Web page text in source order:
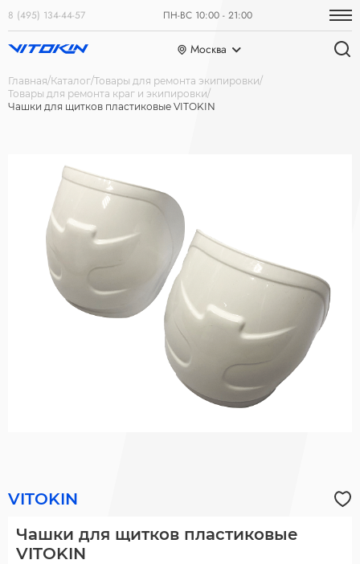
8 (495) 134-44-57 ПН-ВС 10:00 - 21:00
Москва
Главная Каталог Товары для ремонта экипировки
Товары для ремонта краг и экипировки
Чашки для щитков пластиковые VITOKIN
VITOKIN
Чашки для щитков пластиковые
VITOKIN